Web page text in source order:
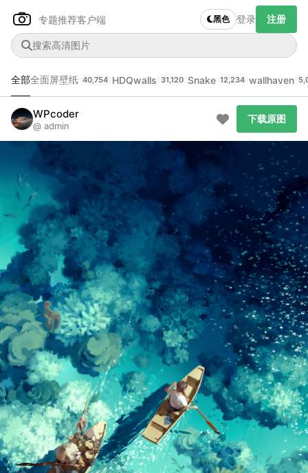
专题推荐客户端 黑色 登录 注册
全部全面屏壁纸 40,754 HDQwalls 31,120 Snake 12,234 wallhaven
WPcoder
@ admin
下载原图
Author Name
@author
下载原图
查看
--
下载
--
分类 主色调
发布
未知设备
在主题许可下可免费使用
分享 信息
实时弹幕
发送弹幕
弹幕会在下方多行滚动展示；匿名发送有数量和频率限制。
加载弹幕...
正在生成支付二维码...
99.00